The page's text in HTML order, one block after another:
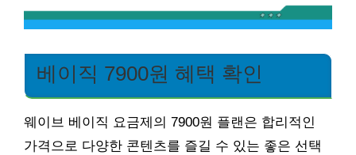
베이직 7900원 혜택 확인
웨이브 베이직 요금제의 7900원 플랜은 합리적인
가격으로 다양한 콘텐츠를 즐길 수 있는 좋은 선택